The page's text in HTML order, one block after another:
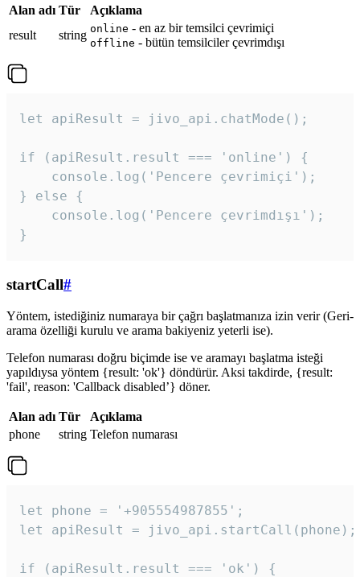
Alan adı Tür
Açıklama
result
string online - en az bir temsilci çevrimiçi
offline - bütün temsilciler çevrimdışı
let apiResult = jivo_api.chatMode();
if (apiResult.result === 'online') {
    console.log('Pencere çevrimiçi');
} else {
    console.log('Pencere çevrimdışı');
}
startCall#
Yöntem, istediğiniz numaraya bir çağrı başlatmanıza izin verir (Geri-
arama özelliği kurulu ve arama bakiyeniz yeterli ise).
Telefon numarası doğru biçimde ise ve aramayı başlatma isteği
yapıldıysa yöntem {result: 'ok'} döndürür. Aksi takdirde, {result:
'fail', reason: 'Callback disabled’} döner.
Alan adı Tür
Açıklama
phone
string Telefon numarası
let phone = '+905554987855';
let apiResult = jivo_api.startCall(phone);
if (apiResult.result === 'ok') {